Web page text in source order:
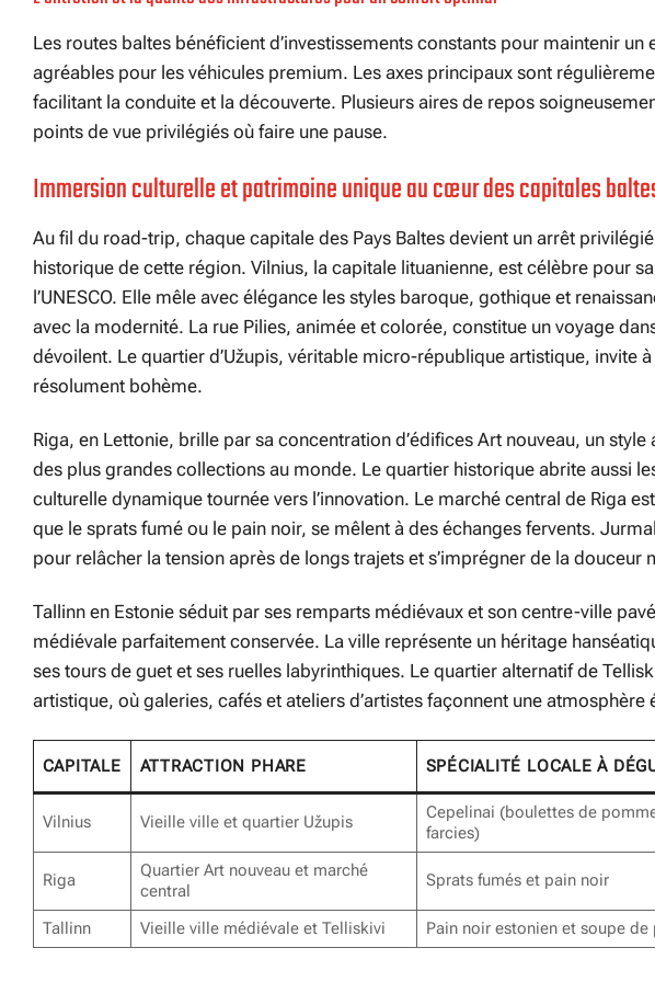
Les routes baltes bénéficient d’investissements constants pour maintenir
agréables pour les véhicules premium. Les axes principaux sont
facilitant la conduite et la découverte. Plusieurs aires de repos
points de vue privilégiés où faire une pause.
Immersion culturelle et patrimoine unique au cœur des capitales
Au fil du road-trip, chaque capitale des Pays Baltes devient un arrêt
historique de cette région. Vilnius, la capitale lituanienne, est célèbre pour
l’UNESCO. Elle mêle avec élégance les styles baroque, gothique et
avec la modernité. La rue Pilies, animée et colorée, constitue un voyage
dévoilent. Le quartier d’Užupis, véritable micro-république artistique, invite
résolument bohème.
Riga, en Lettonie, brille par sa concentration d’édifices Art nouveau, un
des plus grandes collections au monde. Le quartier historique abrite aussi
culturelle dynamique tournée vers l’innovation. Le marché central de Riga
que le sprats fumé ou le pain noir, se mêlent à des échanges fervents.
pour relâcher la tension après de longs trajets et s’imprégner de la douceur
Tallinn en Estonie séduit par ses remparts médiévaux et son centre-ville
médiévale parfaitement conservée. La ville représente un héritage
ses tours de guet et ses ruelles labyrinthiques. Le quartier alternatif de
artistique, où galeries, cafés et ateliers d’artistes façonnent une atmosphère
CAPITALE ATTRACTION PHARE SPÉCIALITÉ LOCALE À
Vilnius Vieille ville et quartier Užupis
Cepelinai (boulettes de
farcies)
Riga
Quartier Art nouveau et marché
central
Sprats fumés et pain noir
Tallinn Vieille ville médiévale et Telliskivi Pain noir estonien et soupe de